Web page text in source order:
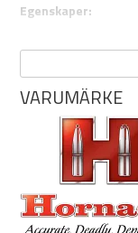
Egenskaper:
Utmärkta
(boattail design)
Cannelure –
mantel och
handladdning
InterLock®
samman
VARUMÄRKE